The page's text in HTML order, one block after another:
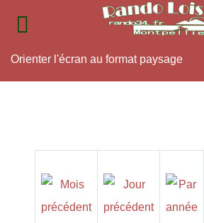
Orienter l'écran au format paysage